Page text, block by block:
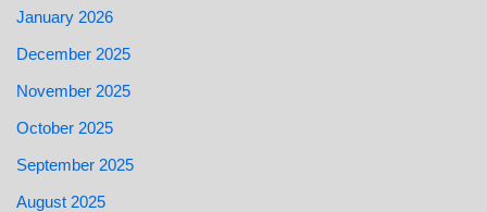
January 2026
December 2025
November 2025
October 2025
September 2025
August 2025